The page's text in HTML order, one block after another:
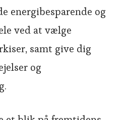
energibesparende og
ved at vælge
samt give dig
og